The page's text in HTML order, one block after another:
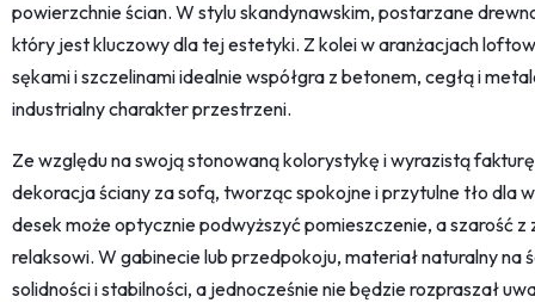
powierzchnie ścian. W stylu skandynawskim, postarzane
który jest kluczowy dla tej estetyki. Z kolei w aranżacjach
sękami i szczelinami idealnie współgra z betonem, cegłą i
industrialny charakter przestrzeni.
Ze względu na swoją stonowaną kolorystykę i wyrazistą
dekoracja ściany za sofą, tworząc spokojne i przytulne tło dla
desek może optycznie podwyższyć pomieszczenie, a szarość
relaksowi. W gabinecie lub przedpokoju, materiał naturalny na
solidności i stabilności, a jednocześnie nie będzie rozpraszał